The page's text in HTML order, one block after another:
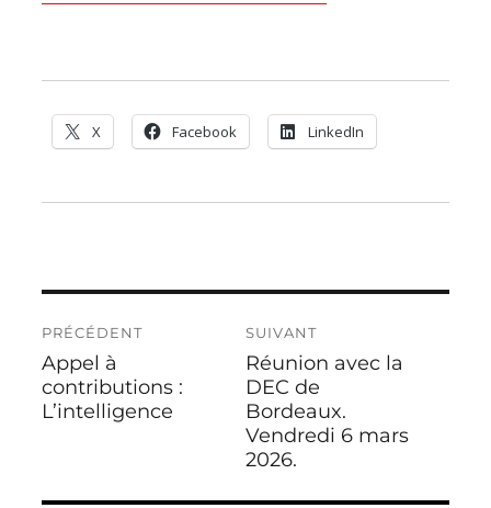
X Facebook LinkedIn
de
l’article
PRÉCÉDENT
Publication
précédente :
Appel à
contributions :
L’intelligence
SUIVANT
Publication
suivante :
Réunion avec la
DEC de
Bordeaux.
Vendredi 6 mars
2026.